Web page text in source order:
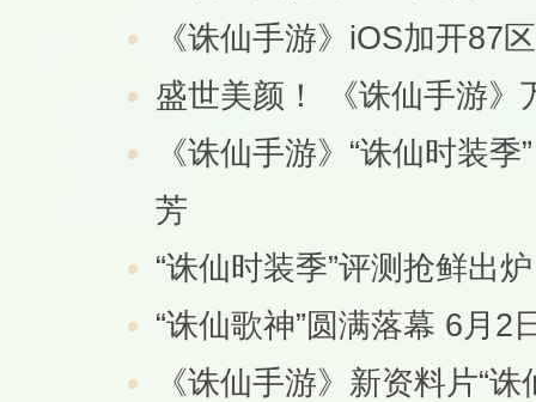
《诛仙手游》iOS加开87
盛世美颜！ 《诛仙手游》
《诛仙手游》“诛仙时装
芳
“诛仙时装季”评测抢鲜
“诛仙歌神”圆满落幕 6月2
《诛仙手游》新资料片“